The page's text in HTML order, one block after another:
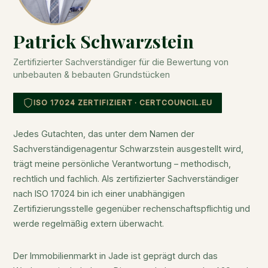
Patrick Schwarzstein
Zertifizierter Sachverständiger für die Bewertung von
unbebauten & bebauten Grundstücken
ISO 17024 ZERTIFIZIERT · CERTCOUNCIL.EU
Jedes Gutachten, das unter dem Namen der
Sachverständigenagentur Schwarzstein ausgestellt wird,
trägt meine persönliche Verantwortung – methodisch,
rechtlich und fachlich. Als zertifizierter Sachverständiger
nach ISO 17024 bin ich einer unabhängigen
Zertifizierungsstelle gegenüber rechenschaftspflichtig und
werde regelmäßig extern überwacht.
Der Immobilienmarkt in Jade ist geprägt durch das